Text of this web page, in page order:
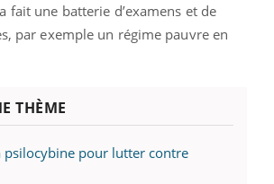
fait une batterie d’examens et de
par exemple un régime pauvre en
THÈME
psilocybine pour lutter contre